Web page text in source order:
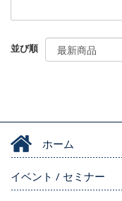
並び順
ホーム
イベント / セミナー